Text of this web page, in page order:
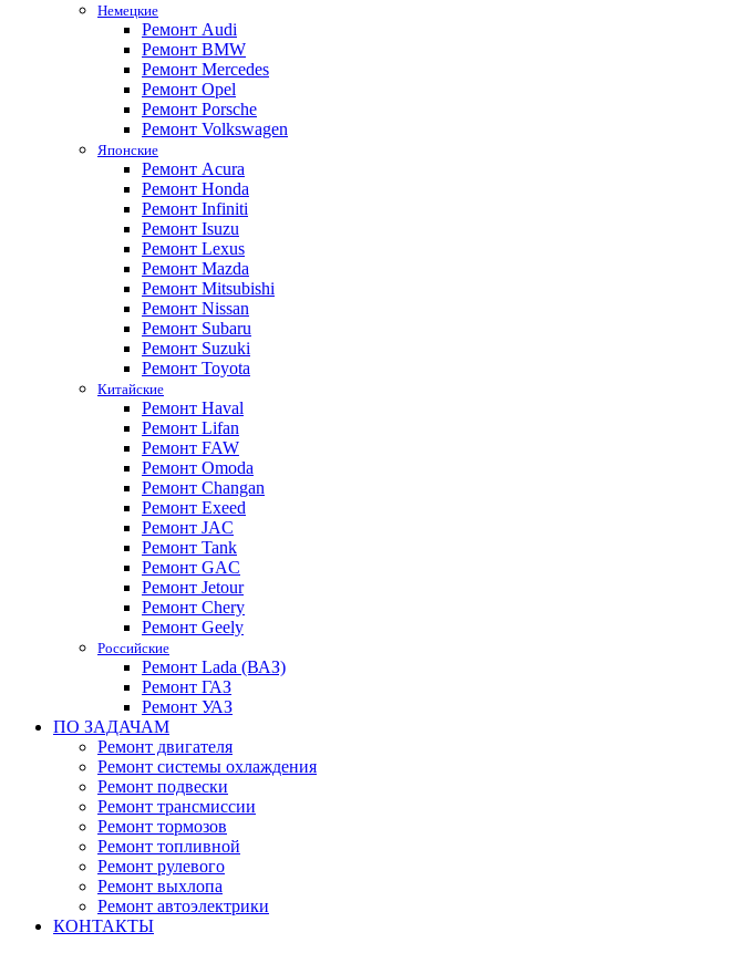
Немецкие
Ремонт Audi
Ремонт BMW
Ремонт Mercedes
Ремонт Opel
Ремонт Porsche
Ремонт Volkswagen
Японские
Ремонт Acura
Ремонт Honda
Ремонт Infiniti
Ремонт Isuzu
Ремонт Lexus
Ремонт Mazda
Ремонт Mitsubishi
Ремонт Nissan
Ремонт Subaru
Ремонт Suzuki
Ремонт Toyota
Китайские
Ремонт Haval
Ремонт Lifan
Ремонт FAW
Ремонт Omoda
Ремонт Changan
Ремонт Exeed
Ремонт JAC
Ремонт Tank
Ремонт GAC
Ремонт Jetour
Ремонт Chery
Ремонт Geely
Российские
Ремонт Lada (ВАЗ)
Ремонт ГАЗ
Ремонт УАЗ
ПО ЗАДАЧАМ
Ремонт двигателя
Ремонт системы охлаждения
Ремонт подвески
Ремонт трансмиссии
Ремонт тормозов
Ремонт топливной
Ремонт рулевого
Ремонт выхлопа
Ремонт автоэлектрики
КОНТАКТЫ